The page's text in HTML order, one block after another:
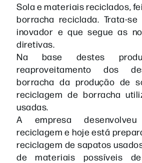
Sola e materiais reciclados,
borracha reciclada. Trata-
inovador e que segue as
diretivas.
Na base destes
reaproveitamento dos
borracha da produção de
reciclagem de borracha
usadas.
A empresa
reciclagem e hoje está
reciclagem de sapatos
de materiais possíveis